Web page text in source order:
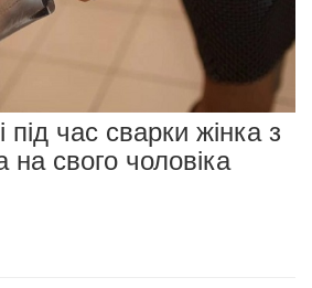
час сварки жінка з
свого чоловіка